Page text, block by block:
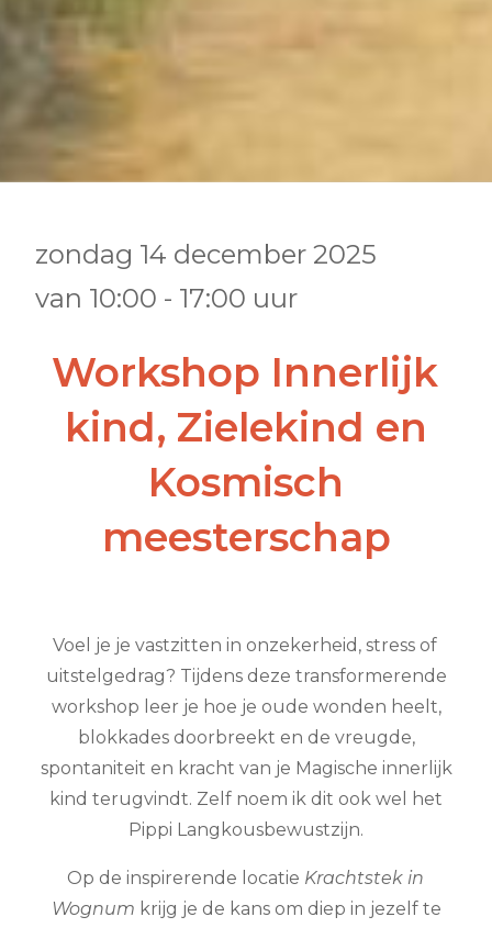
zondag 14 december 2025
van 10:00 - 17:00 uur
Workshop Innerlijk
kind, Zielekind en
Kosmisch
meesterschap
Voel je je vastzitten in onzekerheid, stress of
uitstelgedrag? Tijdens deze transformerende
workshop leer je hoe je oude wonden heelt,
blokkades doorbreekt en de vreugde,
spontaniteit en kracht van je Magische innerlijk
kind terugvindt. Zelf noem ik dit ook wel het
Pippi Langkousbewustzijn.
Op de inspirerende locatie Krachtstek in
Wognum krijg je de kans om diep in jezelf te